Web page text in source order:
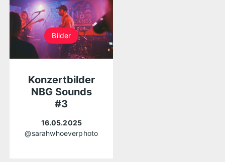
Bilder
Konzertbilder
NBG Sounds
#3
16.05.2025
@sarahwhoeverphoto